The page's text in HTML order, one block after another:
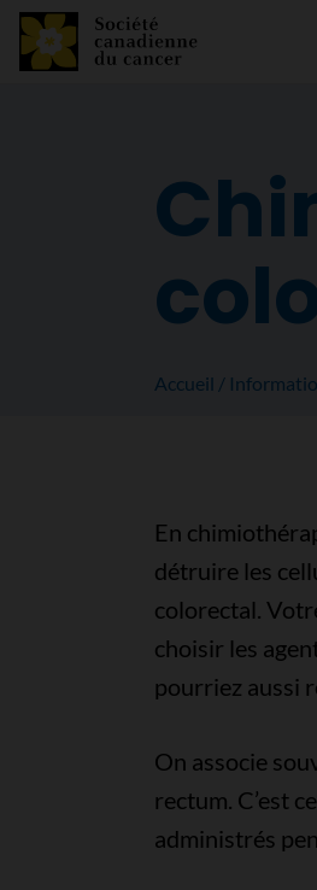
Accueil
En
détruire les
colorectal.
choisir les
pourriez aussi
On associe
rectum. C’est
administrés